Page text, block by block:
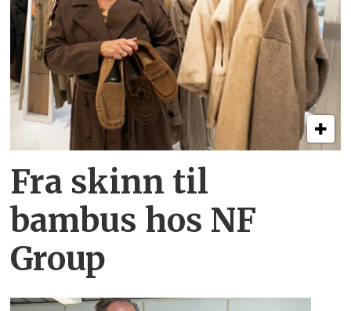
Fra skinn til
bambus hos NF
Group